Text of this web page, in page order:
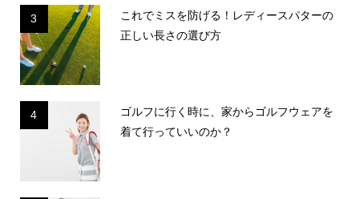
3
これでミスを防げる！レディースパターの
正しい長さの選び方
4
ゴルフに行く時に、家からゴルフウェアを
着て行っていいのか？